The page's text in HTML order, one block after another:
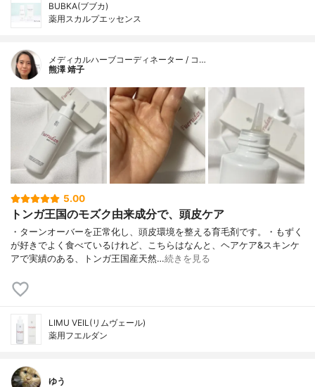
BUBKA(ブブカ)
薬用スカルプエッセンス
メディカルハーブコーディネーター / コ…
熊澤 靖子
5.00
トンガ王国のモズク由来成分で、頭皮ケア
・ターンオーバーを正常化し、頭皮環境を整える育毛剤です。・もずく
が好きでよく食べているけれど、こちらはなんと、ヘアケア&スキンケ
アで実績のある、トンガ王国産天然…続きを見る
LIMU VEIL(リムヴェール)
薬用フエルダン
ゆう